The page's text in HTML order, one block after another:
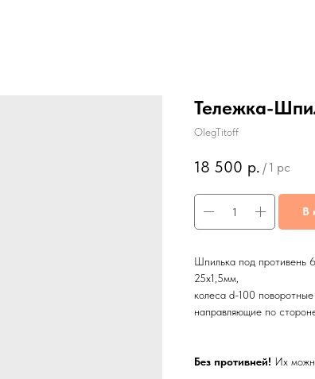
Тележка-
OlegTitoff
18 500 р. / 1 pc
В
Шпилька под противень
25x1,5мм,
колеса d-100
направляющие по
Без противней! Их